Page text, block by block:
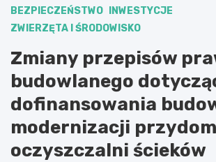
BEZPIECZEŃSTWO
INWESTYCJE
ZWIERZĘTA I ŚRODOWISKO
Zmiany przepisów
budowlanego
dofinansowania
modernizacji
oczyszczalni ścieków